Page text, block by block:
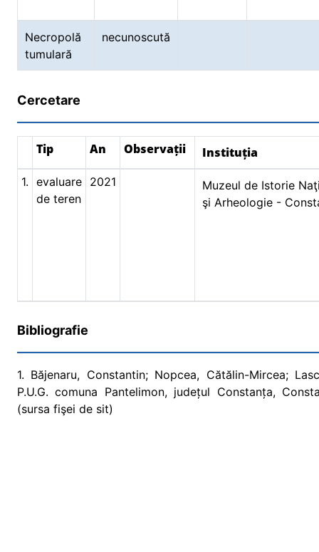
Necropolă
tumulară
necunoscută
Cercetare
Tip An Observații Instituția
1. evaluare
de teren
2021
Muzeul de Istorie
şi Arheologie -
Bibliografie
1. Băjenaru, Constantin; Nopcea, Cătălin-Mircea;
P.U.G. comuna Pantelimon, județul Constanța,
(sursa fişei de sit)